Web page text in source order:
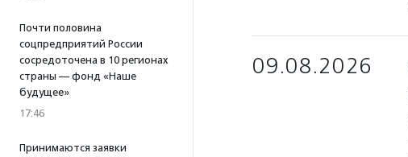
Почти половина
соцпредприятий России
сосредоточена в 10 регионах
страны — фонд «Наше
будущее»
17:46
Принимаются заявки
09.08.2026